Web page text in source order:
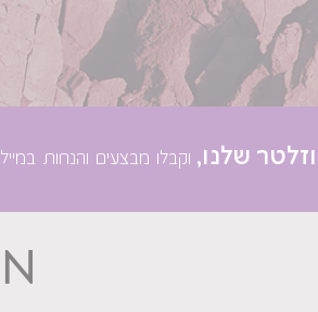
שלנו, וקבלו מבצעים והנחות במייל